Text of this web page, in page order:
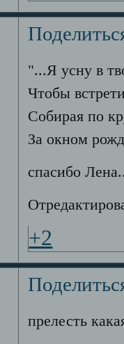
"...Я усну в
Чтобы
Собирая по
За окном
спасибо
+2
прелесть